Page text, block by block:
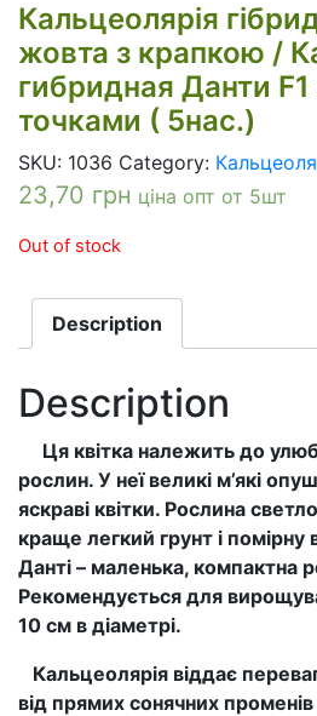
Кальцеолярія
жовта з крапкою /
гибридная Данти
точками ( 5нас.)
SKU: 1036 Category:
23,70 грн ціна опт от 5шт
Out of stock
Description
Description
Ця квітка належить до
рослин. У неївеликі м’які
яскраві квітки. Рослина
краще легкий грунт і помірну
Данті – маленька, компактна
Рекомендується для
10 см в діаметрі.
Кальцеолярія віддає
від прямих сонячних